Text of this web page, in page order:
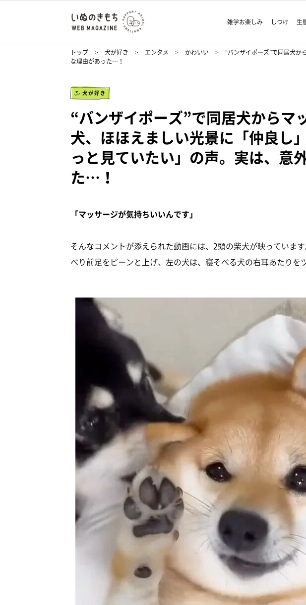
雑学お楽しみ しつけ 生
トップ 犬が好き エンタメ かわいい
“バンザイポーズ”で同居犬
な理由があった…！
犬が好き
“バンザイポーズ”で同居犬からマ
犬、ほほえましい光景に「仲良し
っと見ていたい」の声。実は、意
た…！
「マッサージが気持ちいいんです」
そんなコメントが添えられた動画には、2頭の柴犬が映っていま
べり前足をピーンと上げ、左の犬は、寝そべる犬の右耳あたり